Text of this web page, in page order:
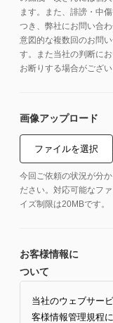
ます。また、誹謗・中
つき、弊社にお問い合
意図的な複数回のお問
す。また当社の判断に
お断りする場合がござい
画像アップロード
ファイルを選択
今回ご依頼の状況が分
ださい。対応可能なフ
イズ制限は20MBです。
お客様情報に
ついて
当社のウェブサー
客様情報管理規程